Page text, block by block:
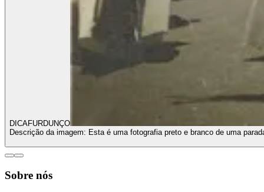
DICAFURDUNÇO
Descrição da imagem: Esta é uma fotografia preto e branco de uma
Sobre nós